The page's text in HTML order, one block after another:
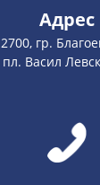
Адрес
2700, гр.
пл. Васил